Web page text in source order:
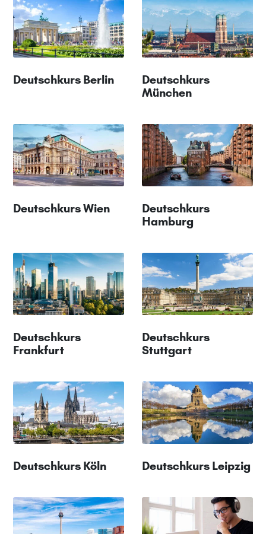
Deutschkurs Berlin
Deutschkurs
München
Deutschkurs Wien
Deutschkurs
Hamburg
Deutschkurs
Frankfurt
Deutschkurs
Stuttgart
Deutschkurs Köln Deutschkurs Leipzig